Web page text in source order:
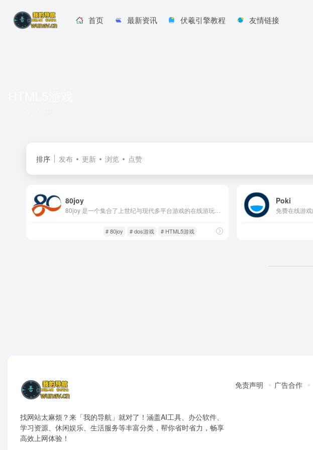
首页 最新资讯 伏羲引擎教程 友情链接
排序 发布 更新 浏览 点赞
80joy
# 80joy # dos游戏 # HTML5游戏
Poki
找网站太麻烦？来「我的导航」就对了！涵盖AI工具、办公软件、
学习资源、休闲娱乐、生活服务等丰富分类，帮你省时省力，畅享
高效上网体验！
免责声明 广告合作